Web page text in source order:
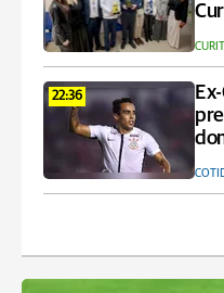
22:36